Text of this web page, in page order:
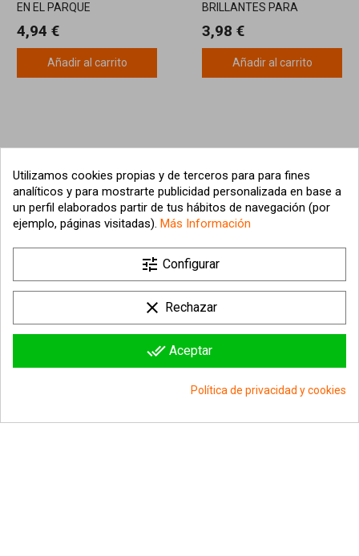
EN EL PARQUE
4,94 €
Añadir al carrito
BRILLANTES PARA
3,98 €
Añadir al carrito
Información sobre la tienda 
Utilizamos cookies propias y de terceros para para fines
analíticos y para mostrarte publicidad personalizada en base a
un perfil elaborados partir de tus hábitos de navegación (por
ejemplo, páginas visitadas). Más Información
tune Configurar
clear Rechazar
done_all Aceptar
Política de privacidad y cookies